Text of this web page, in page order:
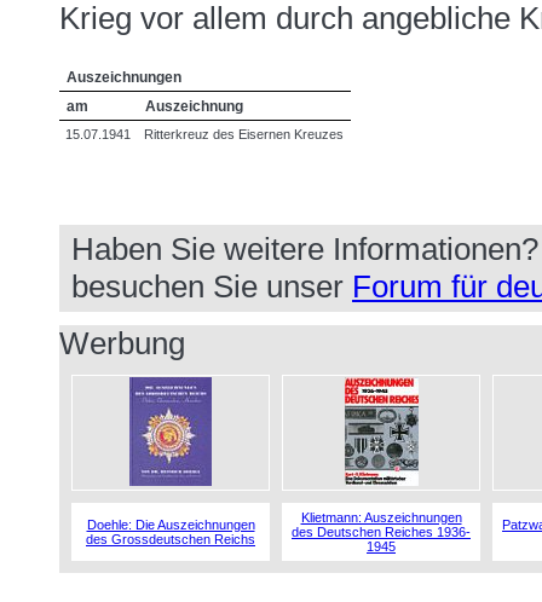
Krieg vor allem durch angebliche
Auszeichnungen
am
Auszeichnung
15.07.1941 Ritterkreuz des Eisernen Kreuzes
Haben Sie weitere
besuchen Sie unser Forum für
Werbung
Doehle: Die Auszeichnungen
des Grossdeutschen Reichs
Klietmann: Auszeichnungen
des Deutschen Reiches 1936-
1945